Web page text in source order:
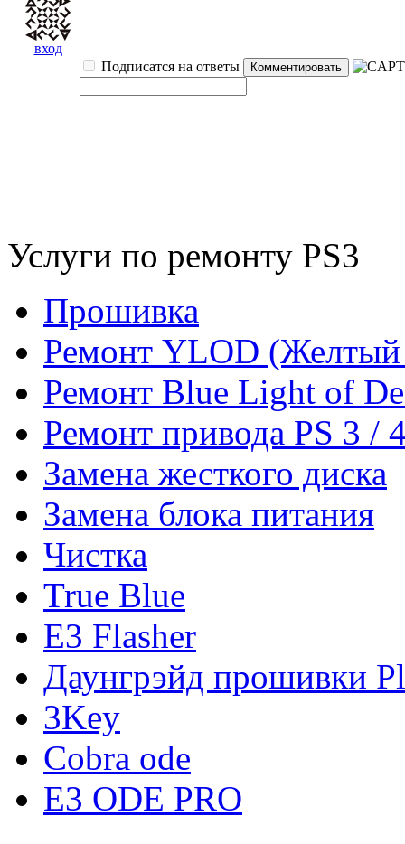
вход
Подписатся на ответы
Услуги по ремонту PS3
Прошивка
Ремонт YLOD (Желтый
Ремонт Blue Light of
Ремонт привода PS 3 /
Замена жесткого диска
Замена блока питания
Чистка
True Blue
E3 Flasher
Даунгрэйд прошивки
3Key
Cobra ode
E3 ODE PRO